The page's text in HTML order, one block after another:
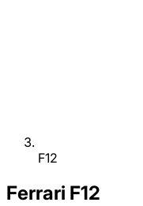
F12
Ferrari F12